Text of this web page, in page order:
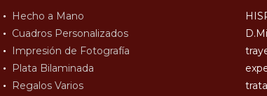
Hecho a Mano
Cuadros Personalizados
Impresión de Fotografía
Plata Bilaminada
Regalos Varios